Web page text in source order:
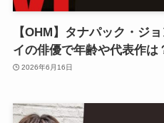
【OHM】タナパック・ジ
イの俳優で年齢や代表作は
2026年6月16日